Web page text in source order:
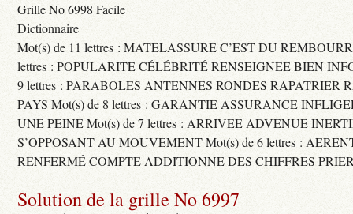
Grille No 6998 Facile
Dictionnaire
Mot(s) de 11 lettres : MATELASSURE C’EST DU
lettres : POPULARITE CÉLÉBRITÉ RENSEIGNEE BIEN
9 lettres : PARABOLES ANTENNES RONDES RAPATRIER
PAYS Mot(s) de 8 lettres : GARANTIE ASSURANCE
UNE PEINE Mot(s) de 7 lettres : ARRIVEE ADVENUE
S’OPPOSANT AU MOUVEMENT Mot(s) de 6 lettres :
RENFERMÉ COMPTE ADDITIONNE DES CHIFFRES
Solution de la grille No 6997